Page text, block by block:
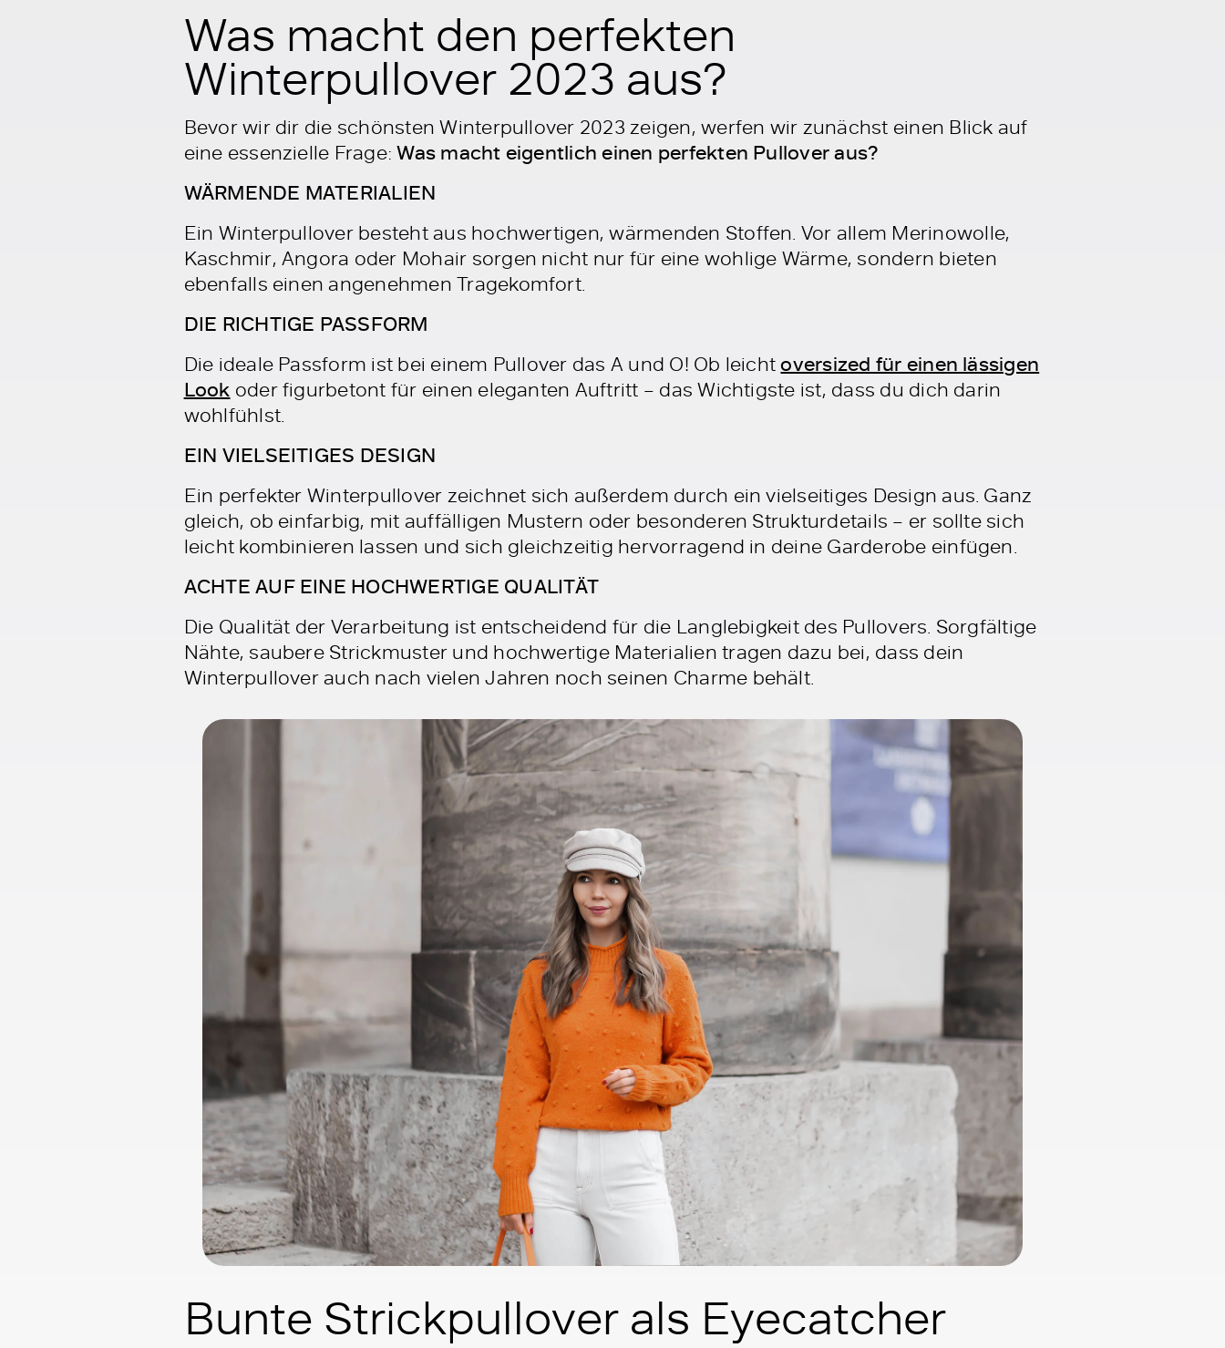
Was macht den perfekten
Winterpullover 2023 aus?
Bevor wir dir die schönsten Winterpullover 2023 zeigen, werfen wir zunächst einen Blick auf
eine essenzielle Frage:Was macht eigentlich einen perfekten Pullover aus?
WÄRMENDE MATERIALIEN
Ein Winterpullover besteht aus hochwertigen, wärmenden Stoffen. Vor allem Merinowolle,
Kaschmir, Angora oder Mohair sorgen nicht nur für eine wohlige Wärme, sondern bieten
ebenfalls einen angenehmen Tragekomfort.
DIE RICHTIGE PASSFORM
Die ideale Passform ist bei einem Pullover das A und O! Ob leichtoversized für einen lässigen
Look oder figurbetont für einen eleganten Auftritt – das Wichtigste ist, dass du dich darin
wohlfühlst.
EIN VIELSEITIGES DESIGN
Ein perfekter Winterpullover zeichnet sich außerdem durch ein vielseitiges Design aus. Ganz
gleich, ob einfarbig, mit auffälligen Mustern oder besonderen Strukturdetails – er sollte sich
leicht kombinieren lassen und sich gleichzeitig hervorragend in deine Garderobe einfügen.
ACHTE AUF EINE HOCHWERTIGE QUALITÄT
Die Qualität der Verarbeitung ist entscheidend für die Langlebigkeit des Pullovers. Sorgfältige
Nähte, saubere Strickmuster und hochwertige Materialien tragen dazu bei, dass dein
Winterpullover auch nach vielen Jahren noch seinen Charme behält.
Bunte Strickpullover als Eyecatcher